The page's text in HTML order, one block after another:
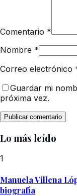
Comentario *
Nombre *
Correo electrónico
Guardar mi
próxima vez.
Lo más leído
1
Manuela Villena
biografía